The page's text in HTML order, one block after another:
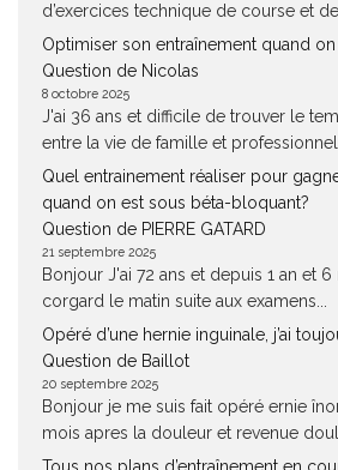
d’exercices technique de course et de
Optimiser son entraînement quand
Question de Nicolas
8 octobre 2025
J'ai 36 ans et difficile de trouver le
entre la vie de famille et
Quel entrainement réaliser pour
quand on est sous béta-bloquant?
Question de PIERRE GATARD
21 septembre 2025
Bonjour J'ai 72 ans et depuis 1 an et
corgard le matin suite aux examens...
Opéré d’une hernie inguinale, j’ai
Question de Baillot
20 septembre 2025
Bonjour je me suis fait opéré ernie
mois apres la douleur et revenue